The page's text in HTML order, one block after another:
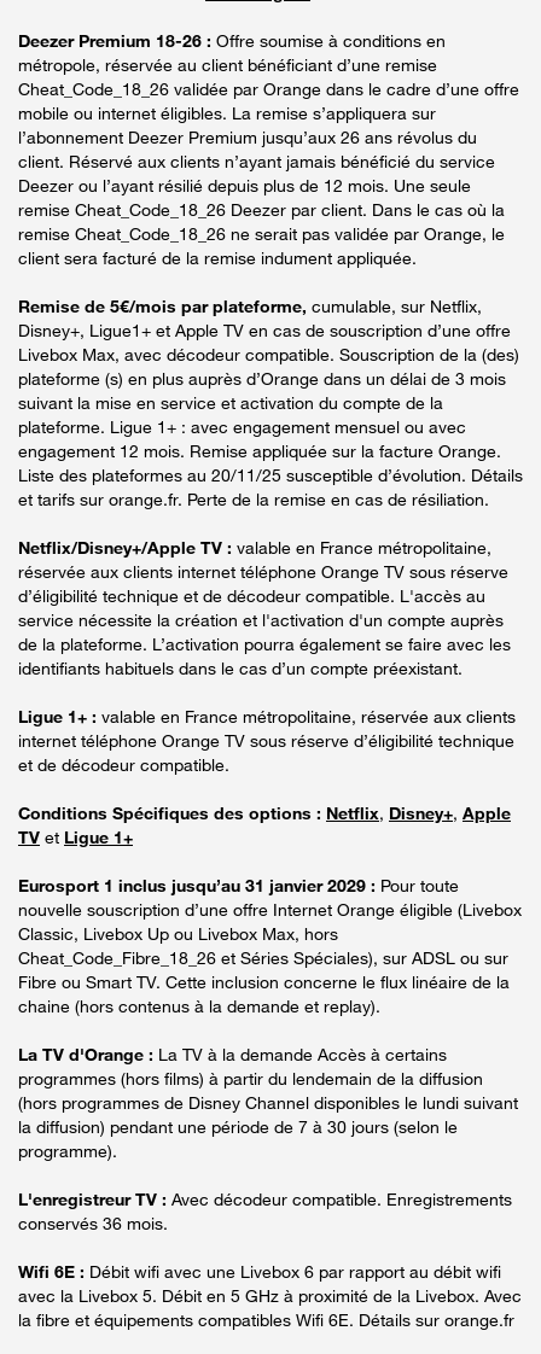
Deezer Premium 18-26 : Offre soumise à conditions en
métropole, réservée au client bénéficiant d’une remise
Cheat_Code_18_26 validée par Orange dans le cadre d’une offre
mobile ou internet éligibles. La remise s’appliquera sur
l’abonnement Deezer Premium jusqu’aux 26 ans révolus du
client. Réservé aux clients n’ayant jamais bénéficié du service
Deezer ou l’ayant résilié depuis plus de 12 mois. Une seule
remise Cheat_Code_18_26 Deezer par client. Dans le cas où la
remise Cheat_Code_18_26 ne serait pas validée par Orange, le
client sera facturé de la remise indument appliquée.
Remise de 5€/mois par plateforme, cumulable, sur Netflix,
Disney+, Ligue1+ et Apple TV en cas de souscription d’une offre
Livebox Max, avec décodeur compatible. Souscription de la (des)
plateforme (s) en plus auprès d’Orange dans un délai de 3 mois
suivant la mise en service et activation du compte de la
plateforme. Ligue 1+ : avec engagement mensuel ou avec
engagement 12 mois. Remise appliquée sur la facture Orange.
Liste des plateformes au 20/11/25 susceptible d’évolution. Détails
et tarifs sur orange.fr. Perte de la remise en cas de résiliation.
Netflix/Disney+/Apple TV : valable en France métropolitaine,
réservée aux clients internet téléphone Orange TV sous réserve
d’éligibilité technique et de décodeur compatible. L'accès au
service nécessite la création et l'activation d'un compte auprès
de la plateforme. L’activation pourra également se faire avec les
identifiants habituels dans le cas d’un compte préexistant.
Ligue 1+ : valable en France métropolitaine, réservée aux clients
internet téléphone Orange TV sous réserve d’éligibilité technique
et de décodeur compatible.
Conditions Spécifiques des options : Netflix, Disney+, Apple
TV et Ligue 1+
Eurosport 1 inclus jusqu’au 31 janvier 2029 : Pour toute
nouvelle souscription d’une offre Internet Orange éligible (Livebox
Classic, Livebox Up ou Livebox Max, hors
Cheat_Code_Fibre_18_26 et Séries Spéciales), sur ADSL ou sur
Fibre ou Smart TV. Cette inclusion concerne le flux linéaire de la
chaine (hors contenus à la demande et replay).
La TV d'Orange : La TV à la demande Accès à certains
programmes (hors films) à partir du lendemain de la diffusion
(hors programmes de Disney Channel disponibles le lundi suivant
la diffusion) pendant une période de 7 à 30 jours (selon le
programme).
L'enregistreur TV : Avec décodeur compatible. Enregistrements
conservés 36 mois.
Wifi 6E : Débit wifi avec une Livebox 6 par rapport au débit wifi
avec la Livebox 5. Débit en 5 GHz à proximité de la Livebox. Avec
la fibre et équipements compatibles Wifi 6E. Détails sur orange.fr